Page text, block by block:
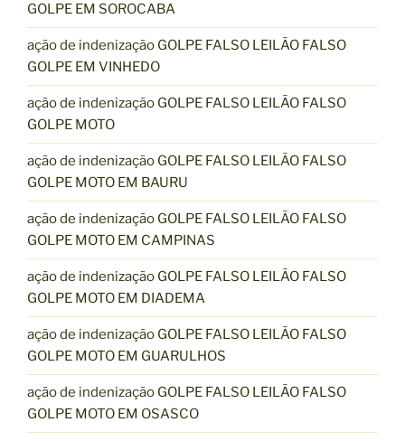
GOLPE EM SOROCABA
ação de indenização GOLPE FALSO LEILÃO FALSO
GOLPE EM VINHEDO
ação de indenização GOLPE FALSO LEILÃO FALSO
GOLPE MOTO
ação de indenização GOLPE FALSO LEILÃO FALSO
GOLPE MOTO EM BAURU
ação de indenização GOLPE FALSO LEILÃO FALSO
GOLPE MOTO EM CAMPINAS
ação de indenização GOLPE FALSO LEILÃO FALSO
GOLPE MOTO EM DIADEMA
ação de indenização GOLPE FALSO LEILÃO FALSO
GOLPE MOTO EM GUARULHOS
ação de indenização GOLPE FALSO LEILÃO FALSO
GOLPE MOTO EM OSASCO